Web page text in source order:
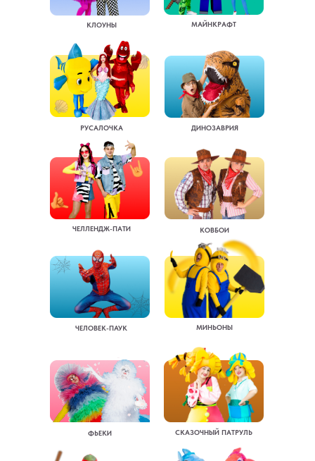
МАЙНКРАФТ
МИНЬОНЫ
РУСАЛОЧКА
ЧЕЛЛЕНДЖ-ПАТИ
ФЬЕКИ
КОВБОИ
КЛОУНЫ
ДИНОЗАВРИЯ
СКАЗОЧНЫЙ ПАТРУЛЬ
ЧЕЛОВЕК-ПАУК